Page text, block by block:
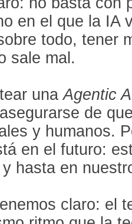
en el que la IA
todo, tener
sale mal.
unaAgentic
de
y humanos.
en el futuro:
hasta en
claro: el